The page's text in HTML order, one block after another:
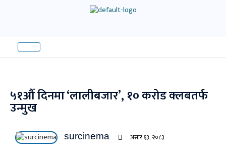
५१औँ दिनमा ‘लालीबजार’, १० करोड क्लबतर्फ
उन्मुख
surcinema असार १३, २०८३